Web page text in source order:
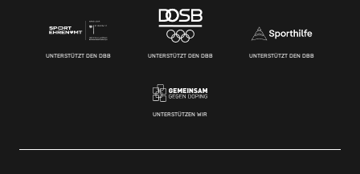
UNTERSTÜTZT DEN DBB UNTERSTÜTZT DEN DBB UNTERSTÜTZT DEN DBB
UNTERSTÜTZEN WIR